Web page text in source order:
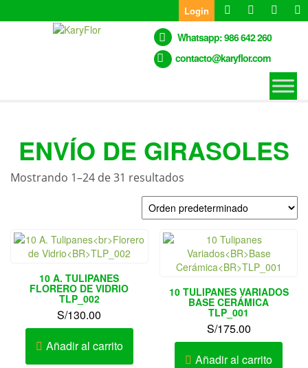
to
Login
Whatsapp: 986 642 260
contacto@karyflor.com
ENVÍO DE GIRASOLES
Mostrando 1–24 de 31 resultados
10 A. TULIPANES
FLORERO DE VIDRIO
TLP_002
S/130.00
Añadir al carrito
10 TULIPANES VARIADOS
BASE CERÁMICA
TLP_001
S/175.00
Añadir al carrito